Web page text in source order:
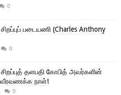
0
படையணி (Charles Anthony
0
தளபதி கோபித் அவர்களின்
நாள்!
0